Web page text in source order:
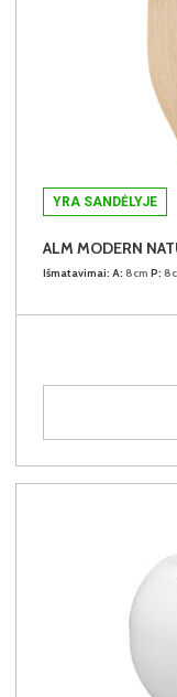
YRA SANDĖLYJE
Išmatavimai: A: 8cm P: